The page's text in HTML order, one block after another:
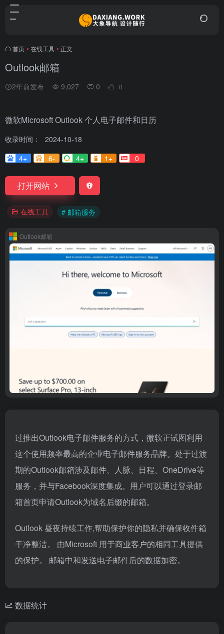
首页 • 在线工具 • 正文
Outlook邮箱
2年前发布 9,027 0 0
微软Microsoft Outlook 个人电子邮件和日历
收录时间：
2024-10-18
4+
6- 4+ 1+ 0
打开网站
在线工具 # 邮箱服务
Outlook邮箱
过推出Outlook电子邮件服务的方式，微软正试图利用
这个使用频率最高的企业电子邮件服务品牌。处于过渡
期的Outlook邮箱涉及邮件、人脉、日程、OneDrive等
服务，并与Facebook深度集成。用户可以通过登录邮
箱首页申请Outlook为域名后缀的邮箱。
Outlook 昼夜持续工作,帮助保护你的隐私并确保收件箱
干净整洁。 由Microsoft 用于商业客户的相同工具提供
的保护。 邮箱中和发送电子邮件后的数据加密。
数据统计